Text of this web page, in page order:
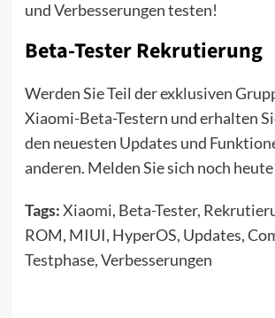
und Verbesserungen testen!
Beta-Tester Rekrutierung
Werden Sie Teil der exklusiven
Xiaomi-Beta-Testern und erhalten
den neuesten Updates und
anderen. Melden Sie sich noch heute
Tags:Xiaomi, Beta-Tester,
ROM, MIUI, HyperOS, Updates,
Testphase, Verbesserungen